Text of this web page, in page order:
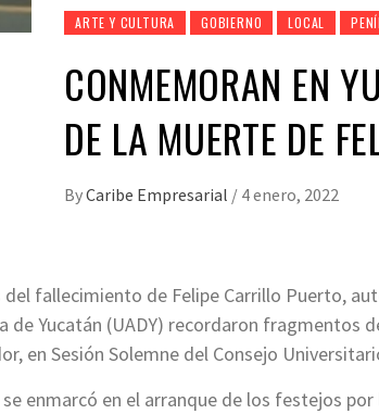
ARTE Y CULTURA GOBIERNO LOCAL
CONMEMORAN EN
DE LA MUERTE DE
ByCaribe Empresarial / 4 enero, 2022
del fallecimiento de Felipe Carrillo Puerto,
de Yucatán (UADY) recordaron fragmentos
en Sesión Solemne del Consejo
enmarcó en el arranque de los festejos